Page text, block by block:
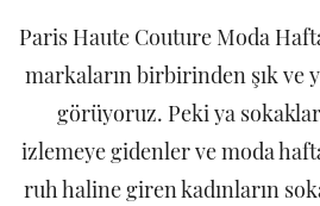
Paris Haute Couture Moda
markaların birbirinden şık ve
görüyoruz. Peki ya
izlemeye gidenler ve moda
ruh haline giren kadınların